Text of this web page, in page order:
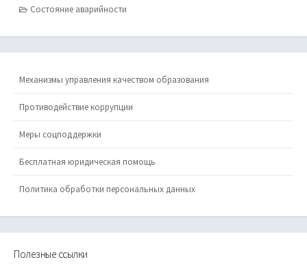
Состояние аварийности
Механизмы управления качеством образования
Противодействие коррупции
Меры соцподдержки
Бесплатная юридическая помощь
Политика обработки персональных данных
Полезные ссылки